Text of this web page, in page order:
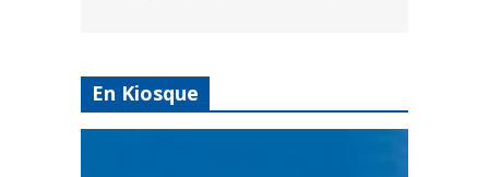
En Kiosque